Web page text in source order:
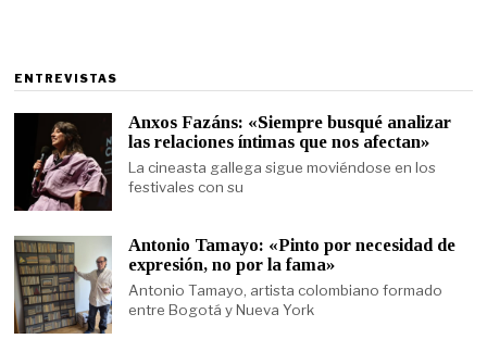
ENTREVISTAS
Anxos Fazáns: «Siempre busqué analizar
las relaciones íntimas que nos afectan»
La cineasta gallega sigue moviéndose en los
festivales con su
Antonio Tamayo: «Pinto por necesidad de
expresión, no por la fama»
Antonio Tamayo, artista colombiano formado
entre Bogotá y Nueva York